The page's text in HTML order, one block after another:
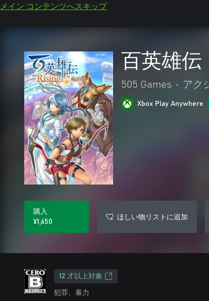
メイン コンテンツへスキップ
百英雄伝
505 Games • アク
Xbox Play Anywhere
購入
¥1,650
ほしい物リストに追加
12 才以上対象
犯罪、暴力